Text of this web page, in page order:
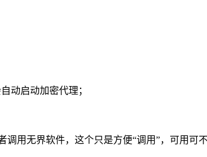
动启动加密代理；
用无界软件，这个只是方便“调用”，可用可